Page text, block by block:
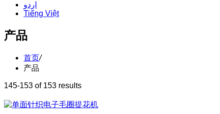
اردو
Tiếng Việt
产品
首页/
产品
145-153 of 153 results